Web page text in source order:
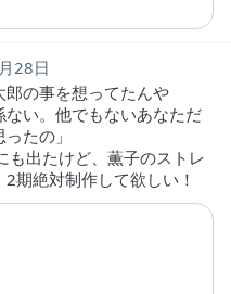
28日
の事を想ってたんや
ない。他でもないあなただ
たの」
も出たけど、薫子のストレ
期絶対制作して欲しい！